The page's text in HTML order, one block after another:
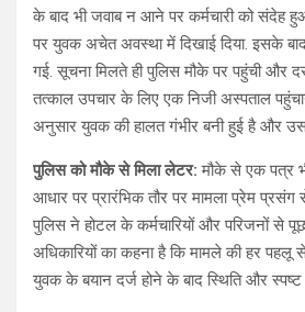
के बाद भी जवाब न आने पर कर्मचारी को संदेह
पर युवक अचेत अवस्था में दिखाई दिया. इसके
गई. सूचना मिलते ही पुलिस मौके पर पहुंची और
तत्काल उपचार के लिए एक निजी अस्पताल
अनुसार युवक की हालत गंभीर बनी हुई है और
पुलिस को मौके से मिला लेटर: मौके से एक पत्र
आधार पर प्रारंभिक तौर पर मामला प्रेम प्रसंग
पुलिस ने होटल के कर्मचारियों और परिजनों से
अधिकारियों का कहना है कि मामले की हर पहलू
युवक के बयान दर्ज होने के बाद स्थिति और स्पष्ट